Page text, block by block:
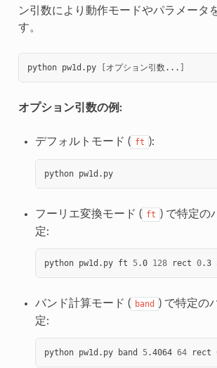
ン引数により動作モードやパラメータ
す。
python pw1d.py [オプション引数... ]
オプション引数の例:
デフォルトモード ( ft ):
python pw1d.py
フーリエ変換モード ( ft ) で特定の
定:
python pw1d.py ft 5.0 128 rect 0.3
バンド計算モード ( band
) で特定の
定:
python pw1d.py band 5.4064 64 rect